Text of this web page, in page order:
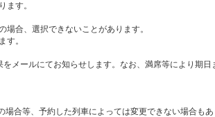
ます。
合、選択できないことがあります。
す。
メールにてお知らせします。なお、満席等により期日
合等、予約した列車によっては変更できない場合もあ